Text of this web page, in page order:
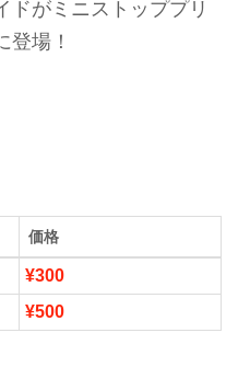
ドがミニストッププリ
登場！
価格
¥300
¥500